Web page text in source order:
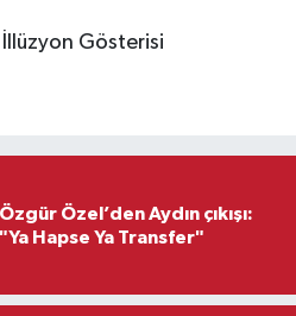
Gösterisi
Özgür Özel’den Aydın çıkışı:
"Ya Hapse Ya Transfer"